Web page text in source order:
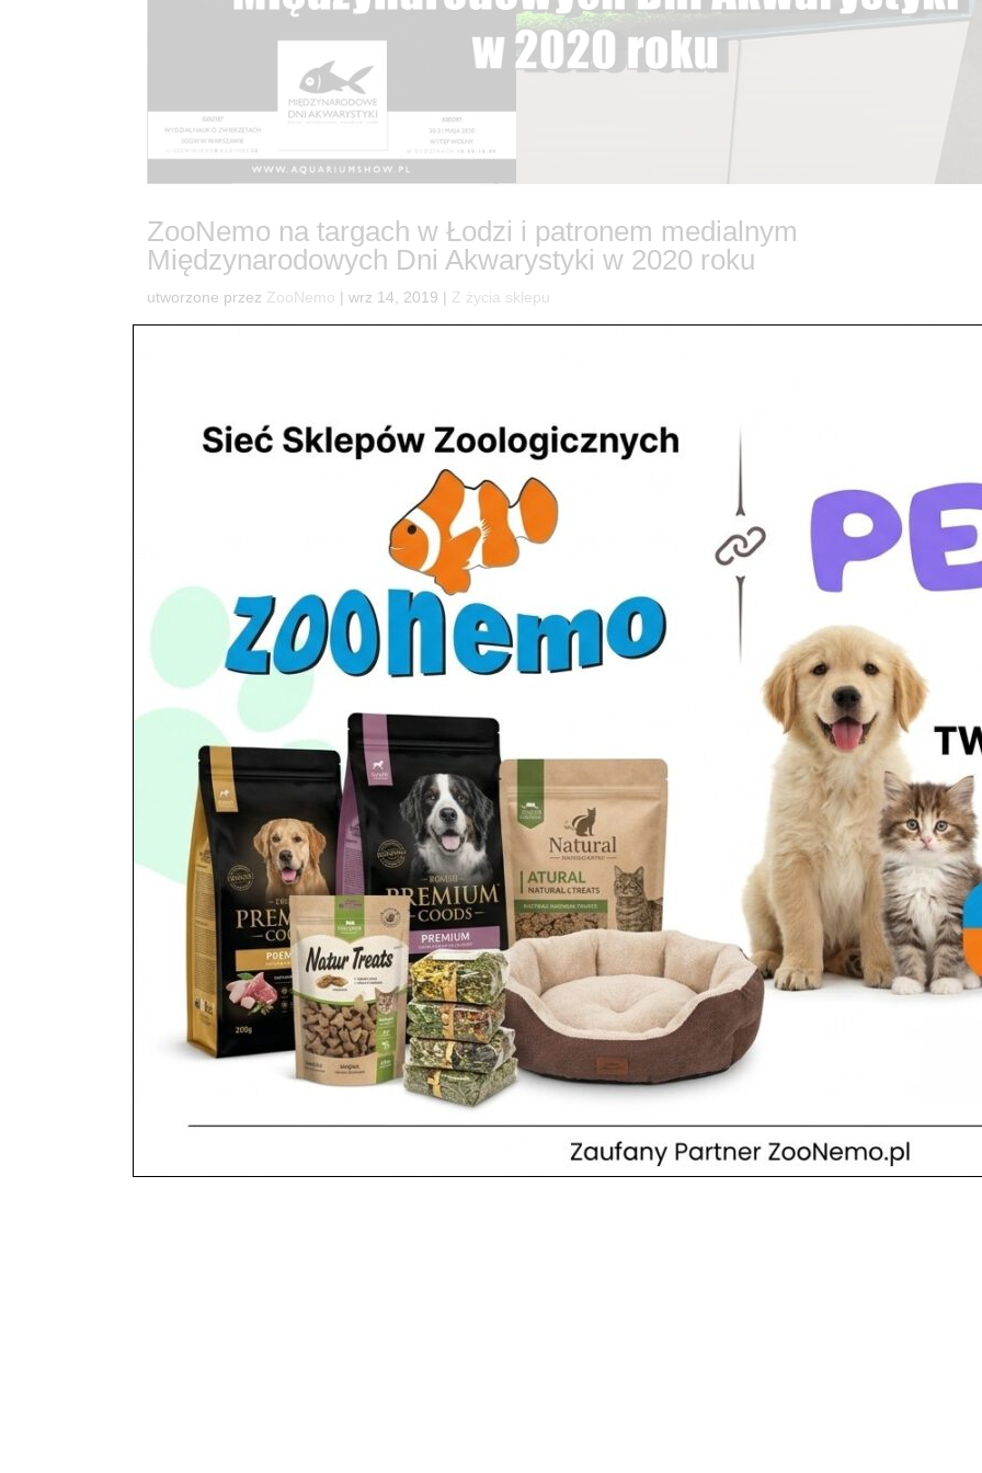
ZooNemo na targach w Łodzi i patronem medialnym
Międzynarodowych Dni Akwarystyki w 2020 roku
utworzone przez ZooNemo |wrz 14, 2019 | Z życia sklepu